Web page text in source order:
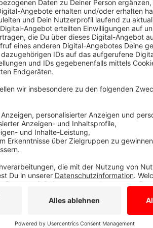
Heute (Montag, den 17.05.) startet im
Ausbildungsplätze sind auch jetzt noch
Jugendberufsagenturen von Stadt und
und Bewerber:innen zusammen. Bis Ende
Lehrstellen gemeldet, trotz Pandemie nur
2.200 sind noch unbesetzt. Gleichzeit
Dieses Jahr gibt es also noch sehr gute
das kommende Jahr eventuell mehr
0541/980-200 (Hotline der Agentur für
0541/18177-820 (Hotline des Jobcenter
0541/501-3911 (Hotline der MaßArbeit)